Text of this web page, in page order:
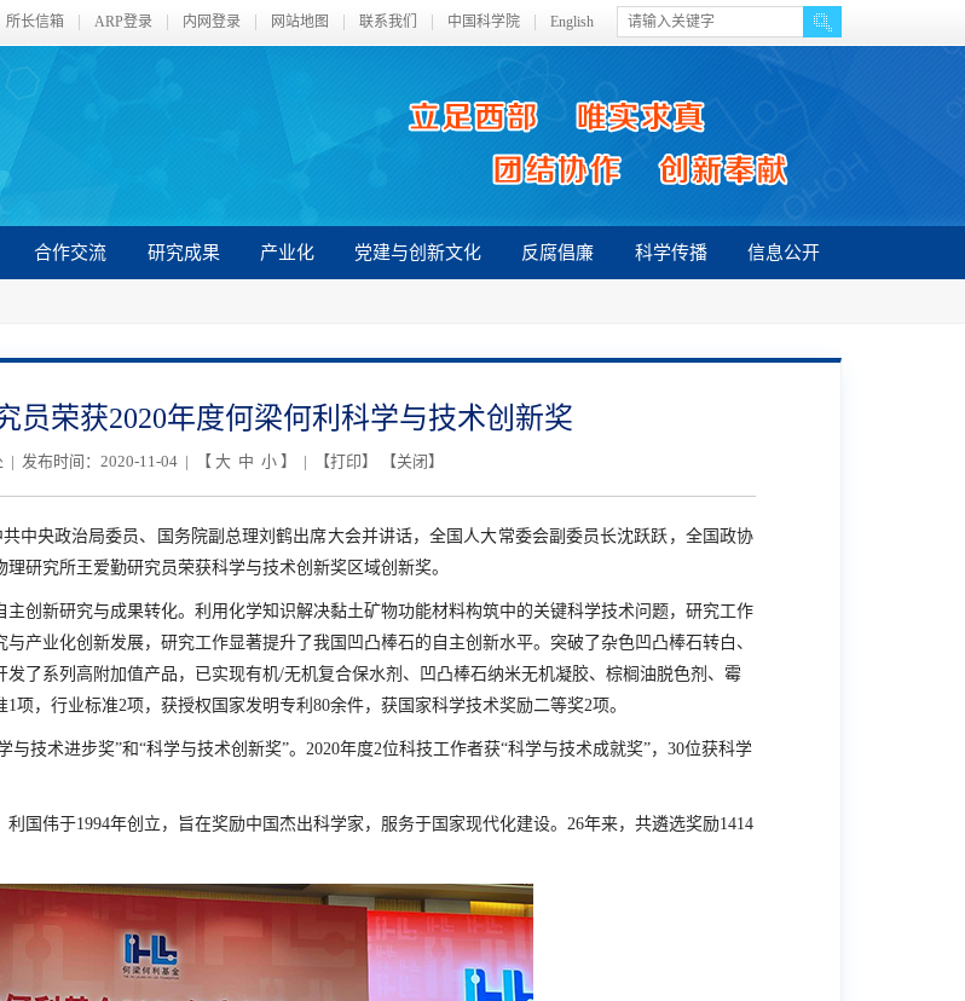
所长信箱 ARP登录 内网登录 网站地图 联系我们 中国科学院 English
合作交流 研究成果 产业化 党建与创新文化 反腐倡廉 科学传播 信息公开
员荣获2020年度何梁何利科学与技术创新奖
| 发布时间：2020-11-04 | 【 大 中 小】 | 【打印】 【关闭 】
央政治局委员、国务院副总理刘鹤出席大会并讲话，全国人大常委会副委员长沈跃跃，全国政协
研究所王爱勤研究员荣获科学与技术创新奖区域创新奖。
新研究与成果转化。利用化学知识解决黏土矿物功能材料构筑中的关键科学技术问题，研究工作
产业化创新发展，研究工作显著提升了我国凹凸棒石的自主创新水平。突破了杂色凹凸棒石转白、
了系列高附加值产品，已实现有机/无机复合保水剂、凹凸棒石纳米无机凝胶、棕榈油脱色剂、霉
，行业标准2项，获授权国家发明专利80余件，获国家科学技术奖励二等奖2项。
术进步奖”和“科学与技术创新奖”。2020年度2位科技工作者获“科学与技术成就奖”，30位获科学
伟于1994年创立，旨在奖励中国杰出科学家，服务于国家现代化建设。26年来，共遴选奖励1414